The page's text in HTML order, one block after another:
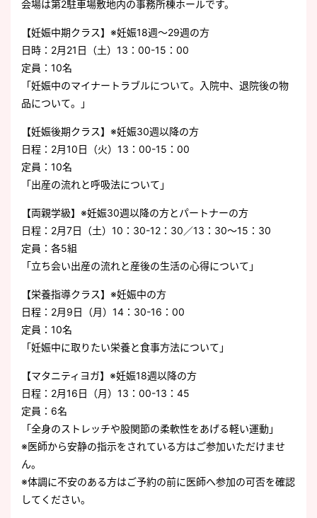
会場は第2駐車場敷地内の事務所棟ホールです。
【妊娠中期クラス】※妊娠18週～29週の方
日時：2月21日（土）13：00-15：00
定員：10名
「妊娠中のマイナートラブルについて。入院中、退院後の物
品について。」
【妊娠後期クラス】※妊娠30週以降の方
日程：2月10日（火）13：00-15：00
定員：10名
「出産の流れと呼吸法について」
【両親学級】※妊娠30週以降の方とパートナーの方
日程：2月7日（土）10：30-12：30／13：30～15：30
定員：各5組
「立ち会い出産の流れと産後の生活の心得について」
【栄養指導クラス】※妊娠中の方
日程：2月9日（月）14：30-16：00
定員：10名
「妊娠中に取りたい栄養と食事方法について」
【マタニティヨガ】※妊娠18週以降の方
日程：2月16日（月）13：00-13：45
定員：6名
「全身のストレッチや股関節の柔軟性をあげる軽い運動」
※医師から安静の指示をされている方はご参加いただけませ
ん。
※体調に不安のある方はご予約の前に医師へ参加の可否を確認
してください。